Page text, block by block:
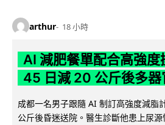
arthur 18 小時
AI 減肥餐單配合高強
45 日減 20 公斤後多器
成都一名男子跟隨 AI 制訂高強度減脂
公斤後昏迷送院。醫生診斷他患上尿